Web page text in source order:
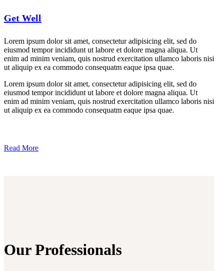
Get Well
Lorem ipsum dolor sit amet, consectetur adipisicing elit, sed do
eiusmod tempor incididunt ut labore et dolore magna aliqua. Ut
enim ad minim veniam, quis nostrud exercitation ullamco laboris nisi
ut aliquip ex ea commodo consequatm eaque ipsa quae.
Lorem ipsum dolor sit amet, consectetur adipisicing elit, sed do
eiusmod tempor incididunt ut labore et dolore magna aliqua. Ut
enim ad minim veniam, quis nostrud exercitation ullamco laboris nisi
ut aliquip ex ea commodo consequatm eaque ipsa quae.
Read More
Our Professionals